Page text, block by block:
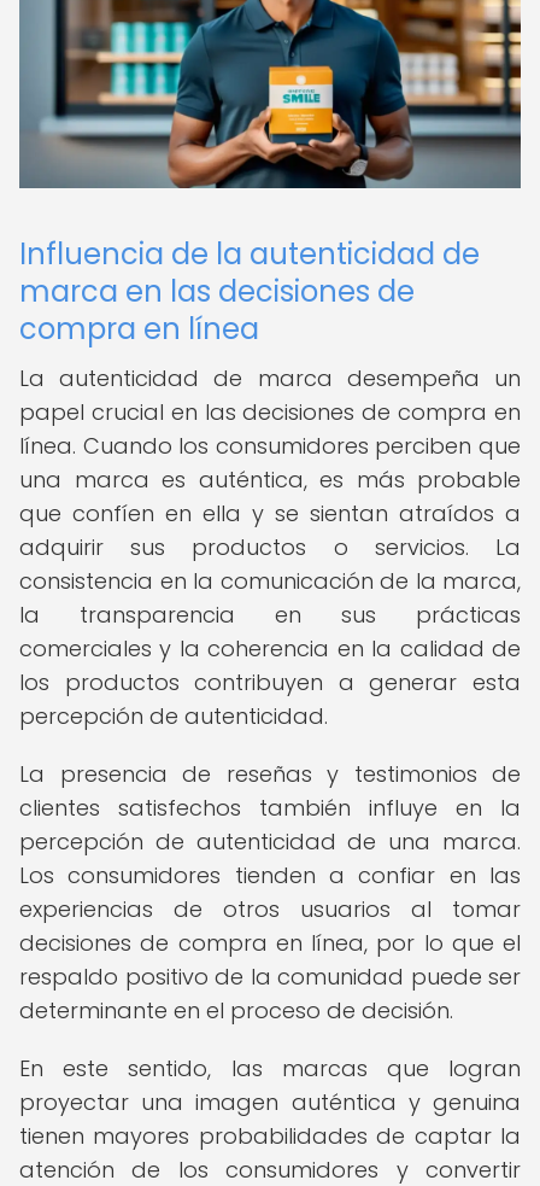
Influencia de la autenticidad de
marca en las decisiones de
compra en línea
La autenticidad de marca desempeña un
papel crucial en las decisiones de compra en
línea. Cuando los consumidores perciben que
una marca es auténtica, es más probable
que confíen en ella y se sientan atraídos a
adquirir sus productos o servicios. La
consistencia en la comunicación de la marca,
la transparencia en sus prácticas
comerciales y la coherencia en la calidad de
los productos contribuyen a generar esta
percepción de autenticidad.
La presencia de reseñas y testimonios de
clientes satisfechos también influye en la
percepción de autenticidad de una marca.
Los consumidores tienden a confiar en las
experiencias de otros usuarios al tomar
decisiones de compra en línea, por lo que el
respaldo positivo de la comunidad puede ser
determinante en el proceso de decisión.
En este sentido, las marcas que logran
proyectar una imagen auténtica y genuina
tienen mayores probabilidades de captar la
atención de los consumidores y convertir